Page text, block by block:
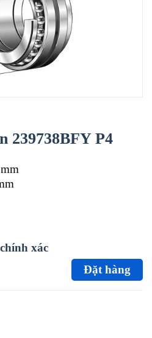
239738BFY P4
xác
Đặt hàng